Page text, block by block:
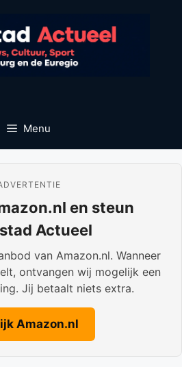
Menu
en steun
Actueel
van Amazon.nl. Wanneer
ontvangen wij mogelijk een
Jij betaalt niets extra.
Amazon.nl